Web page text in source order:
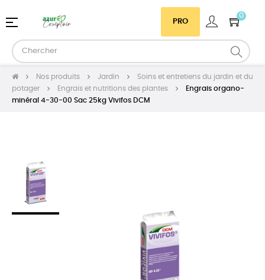
PRO
0
Basculer
navigation
☰
Nos produits Jardin
Soins et entretiens du jardin et du
potager
Engrais et nutritions des plantes
Engrais organo-
minéral 4-30-00 Sac 25kg Vivifos DCM